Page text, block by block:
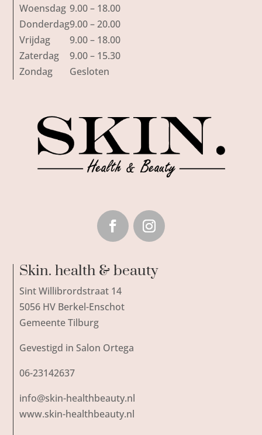
Woensdag
Donderdag
Vrijdag
Zaterdag
Zondag
9.00 – 18.00
9.00 – 20.00
9.00 – 18.00
9.00 – 15.30
Gesloten
Skin. health & beauty
Sint Willibrordstraat 14
5056 HV Berkel-Enschot
Gemeente Tilburg
Gevestigd in Salon Ortega
06-23142637
info@skin-healthbeauty.nl
www.skin-healthbeauty.nl